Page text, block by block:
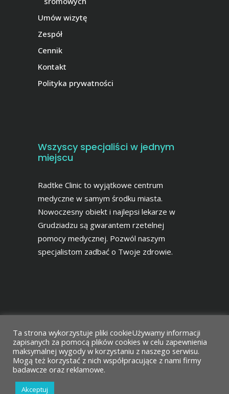
Umów wizytę
Zespół
Cennik
Kontakt
Polityka prywatności
Wszyscy specjaliści w jednym
miejscu
Radtke Clinic to wyjątkowe centrum
medyczne w samym środku miasta.
Nowoczesny obiekt i najlepsi lekarze w
Grudziadzu są gwarantem rzetelnej
pomocy medycznej. Pozwól naszym
specjalistom zadbać o Twoje zdrowie.
Projekt i wykonanieAgencja Reklamowa
Vimak
Ta strona wykorzystuje pliki cookieUżywamy informacji
zapisanych za pomocą plików cookies w celu zapewnienia
maksymalnej wygody w korzystaniu z naszego serwisu.
Mogą też korzystać z nich współpracujące z nami firmy
badawcze oraz reklamowe.
Akceptuj